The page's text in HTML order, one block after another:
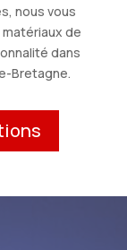
nous vous
de
dans
Bretagne.